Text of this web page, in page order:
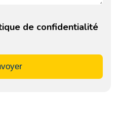
de confidentialité